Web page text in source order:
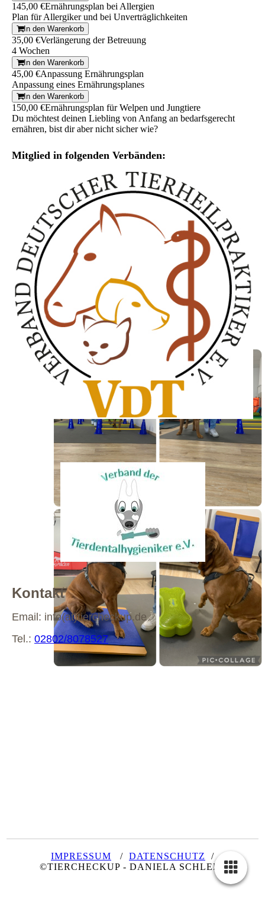
145,00 €Ernährungsplan bei Allergien
Plan für Allergiker und bei Unverträglichkeiten
In den Warenkorb
35,00 €Verlängerung der Betreuung
4 Wochen
In den Warenkorb
45,00 €Anpassung Ernährungsplan
Anpassung eines Ernährungsplanes
In den Warenkorb
150,00 €Ernährungsplan für Welpen und Jungtiere
Du möchtest deinen Liebling von Anfang an bedarfsgerecht
ernähren, bist dir aber nicht sicher wie?
Mitglied in folgenden Verbänden:
Kontakt
Email: info(at)tiercheckup.de
Tel.: 02802/8078527
IMPRESSUM / DATENSCHUTZ
/
©TIERCHECKUP - DANIELA SCHLEEF